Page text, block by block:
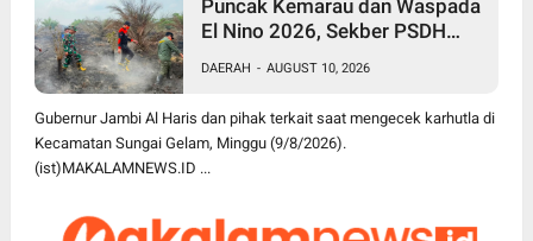
Puncak Kemarau dan Waspada
El Nino 2026, Sekber PSDH
Siaga Hadapi Karhutla
DAERAH - AUGUST 10, 2026
Gubernur Jambi Al Haris dan pihak terkait saat mengecek karhutla di
Kecamatan Sungai Gelam, Minggu (9/8/2026).
(ist)MAKALAMNEWS.ID ...